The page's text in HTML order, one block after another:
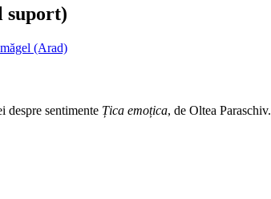
suport)
(Arad)
despre sentimente Țica emoțica, de Oltea Paraschiv.